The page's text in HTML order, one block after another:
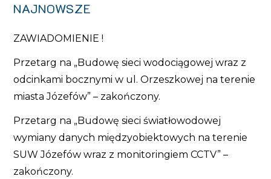
NAJNOWSZE
ZAWIADOMIENIE !
Przetarg na „Budowę sieci wodociągowej wraz z
odcinkami bocznymi w ul. Orzeszkowej na terenie
miasta Józefów” – zakończony.
Przetarg na „Budowę sieci światłowodowej
wymiany danych międzyobiektowych na terenie
SUW Józefów wraz z monitoringiem CCTV” –
zakończony.